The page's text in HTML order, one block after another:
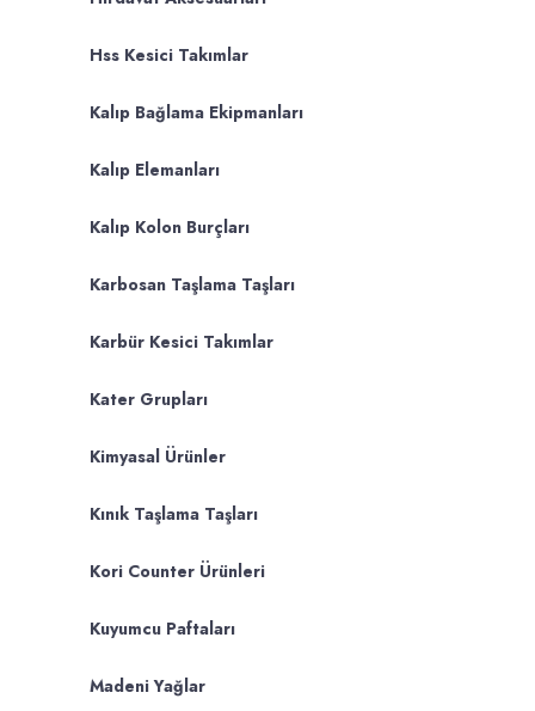
Hss Kesici Takımlar
Kalıp Bağlama Ekipmanları
Kalıp Elemanları
Kalıp Kolon Burçları
Karbosan Taşlama Taşları
Karbür Kesici Takımlar
Kater Grupları
Kimyasal Ürünler
Kınık Taşlama Taşları
Kori Counter Ürünleri
Kuyumcu Paftaları
Madeni Yağlar